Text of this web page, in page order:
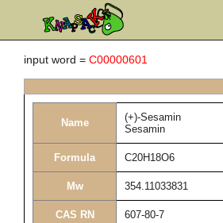
input word = C00000601
Name
(+)-Sesamin
Sesamin
Formula C20H18O6
Mw 354.11033831
CAS RN 607-80-7